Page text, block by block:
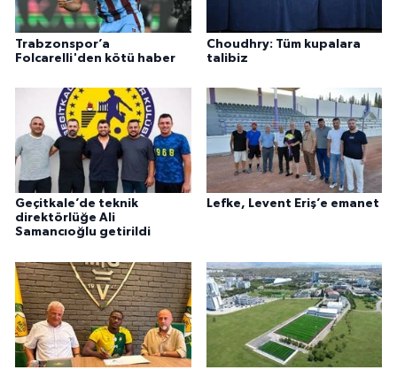
Trabzonspor’a
Folcarelli'den kötü haber
Choudhry: Tüm kupalara
talibiz
Geçitkale’de teknik
direktörlüğe Ali
Samancıoğlu getirildi
Lefke, Levent Eriş’e emanet